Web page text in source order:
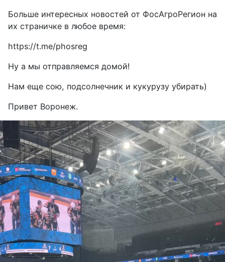
Больше интересных новостей от ФосАгроРегион на
их страничке в любое время:
https://t.me/phosreg
Ну а мы отправляемся домой!
Нам еще сою, подсолнечник и кукурузу убирать)
Привет Воронеж.